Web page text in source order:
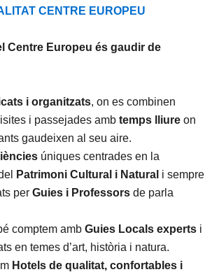
CENTRE EUROPEU
Centre Europeu és gaudir de
i organitzats, on es combinen
i passejades amb temps lliure on
gaudeixen al seu aire.
úniques centrades en la
Patrimoni Cultural i Natural i sempre
per Guies i Professors de parla
comptem amb Guies Locals experts i
en temes d’art, història i natura.
Hotels de qualitat, confortables i